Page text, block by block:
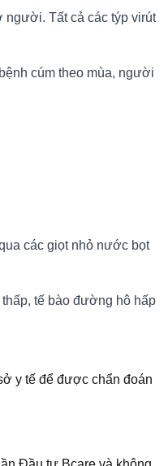
người. Tất cả các týp virút
cúm theo mùa, người
các giọt nhỏ nước bọt
tế bào đường hô hấp
y tế để được chẩn đoán